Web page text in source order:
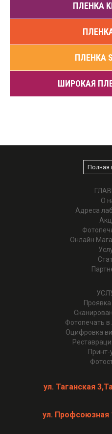
ПЛЕНКА
ПЛЕНКА
ШИРОКАЯ
Полная
О
Адреса
Онлайн
Фотопечать в
Оцифровка
Принт-
ул. Таганская
ул. Профсоюзная